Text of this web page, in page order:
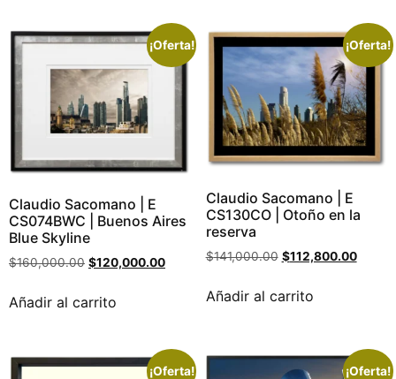
¡Oferta!
Claudio Sacomano | E
CS074BWC | Buenos Aires
Blue Skyline
$160,000.00 $120,000.00
Añadir al carrito
¡Oferta!
Claudio Sacomano | E
CS130CO | Otoño en la
reserva
$141,000.00 $112,800.00
Añadir al carrito
¡Oferta! ¡Oferta!